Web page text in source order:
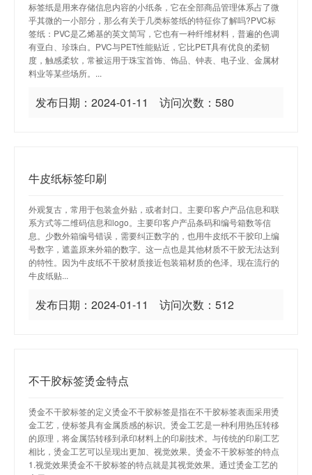
标签纸是用来存储信息内容的小纸条，它在全部商品管理体系占了微
乎其微的一小部分，那么有关于几类标签纸的特征你了解吗?PVC标
签纸：PVC是乙烯基的英文简写，它也有一种纤维材料，普遍的色调
有亚白、珍珠白。PVC与PET性能贴近，它比PET具有优良的柔韧
度，触感柔软，常被运用于珠宝首饰、饰品、钟表、电子业、金属材
料业等某些场所。...
发布日期：2024-01-11 访问次数：580
牛皮纸标签印刷
外观复古，常用于包装盒外贴，或者封口。主要印客户产品信息和联
系方式等二维码信息和logo。主要印客户产品条码和编号箱数等信
息。少数外箱编号错误，需要纠正数字的，也用牛皮纸不干胶印上编
号数字，遮盖原来外箱的数字。这一点也是其他材质不干胶无法达到
的特性。因为牛皮纸不干胶材质接近包装箱材质的色泽。现在流行的
牛皮纸贴...
发布日期：2024-01-11 访问次数：512
不干胶标签烫金特点
烫金不干胶标签的定义烫金不干胶标签是指在不干胶标签表面采用烫
金工艺，使标签具有金属质感的标识。烫金工艺是一种利用热压转移
的原理，将金属箔转移到承印材料上的印刷技术。与传统的印刷工艺
相比，烫金工艺可以呈现出更加、视觉效果。烫金不干胶标签的特点
1.视觉效果烫金不干胶标签的特点就是其视觉效果。通过烫金工艺的